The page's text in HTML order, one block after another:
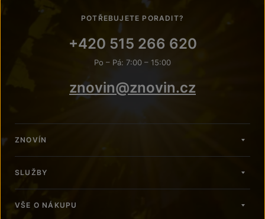
POTŘEBUJETE PORADIT?
+420 515 266 620
Po – Pá: 7:00 – 15:00
znovin@znovin.cz
ZNOVÍN
SLUŽBY
VŠE O NÁKUPU